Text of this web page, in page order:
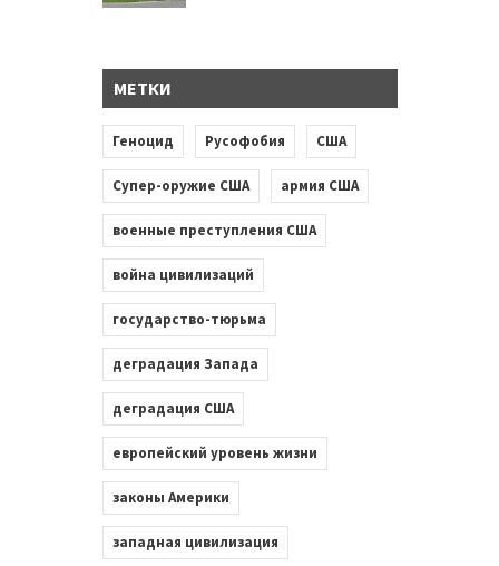
МЕТКИ
Геноцид Русофобия США
Супер-оружие США армия США
военные преступления США
война цивилизаций
государство-тюрьма
деградация Запада
деградация США
европейский уровень жизни
законы Америки
западная цивилизация